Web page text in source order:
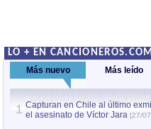
LO + EN CANCIONEROS.COM
Más nuevo Más leído
1 Capturan en Chile al último
el asesinato de Víctor Jara [27/